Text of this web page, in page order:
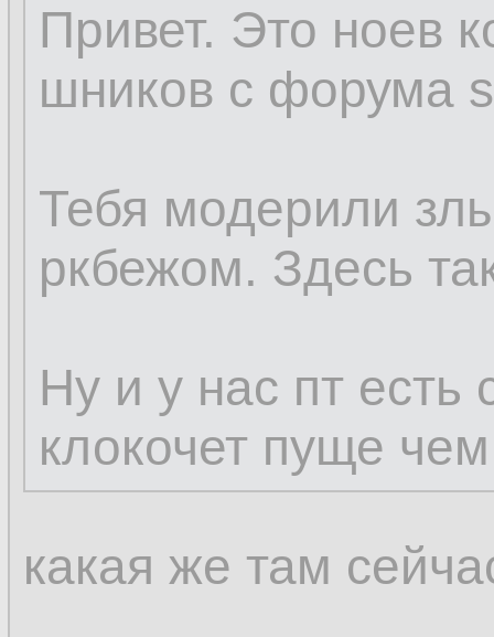
Привет. Это ноев
шников с форума
Тебя модерили
ркбежом. Здесь
Ну и у нас пт
клокочет пуще
какая же там